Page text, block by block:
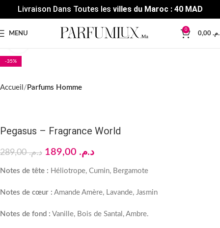
Livraison Dans Toutes les villes du Maroc : 40 MAD
MENU
0
-35%
Accueil Parfums Homme
Pegasus – Fragrance World
د.م.289,00 د.م.
Notes de tête : Héliotrope, Cumin, Bergamote
Notes de cœur : Amande Amère, Lavande, Jasmin
Notes de fond : Vanille, Bois de Santal, Ambre.